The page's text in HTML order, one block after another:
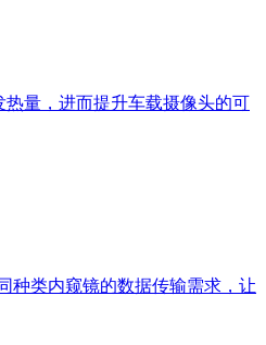
热量，进而提升车载摄像头的可
种类内窥镜的数据传输需求，让